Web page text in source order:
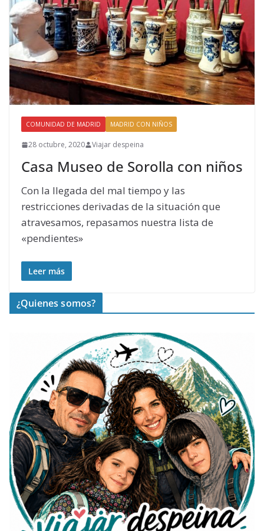
COMUNIDAD DE MADRID MADRID CON NIÑOS
28 octubre, 2020 Viajar despeina
Casa Museo de Sorolla con niños
Con la llegada del mal tiempo y las
restricciones derivadas de la situación que
atravesamos, repasamos nuestra lista de
«pendientes»
Leer más
¿Quienes somos?